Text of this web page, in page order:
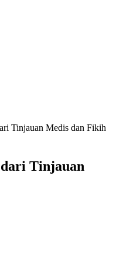
Tinjauan Medis dan Fikih
Tinjauan